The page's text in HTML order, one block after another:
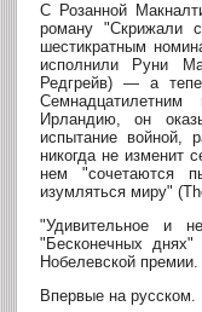
С Розанной
роману "Скрижали
шестикратным
исполнили Руни
Редгрейв) — а
Ирландию, он
испытание войной,
никогда не изменит
нем "сочетаются
изумляться миру"
"Удивительное и
"Бесконечных днях"
Нобелевской премии.
Впервые на русском.